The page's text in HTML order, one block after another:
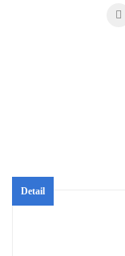
Detail